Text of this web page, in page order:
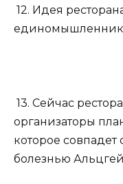
12. Идея
13. Сейчас
организаторы
которое
болезнью